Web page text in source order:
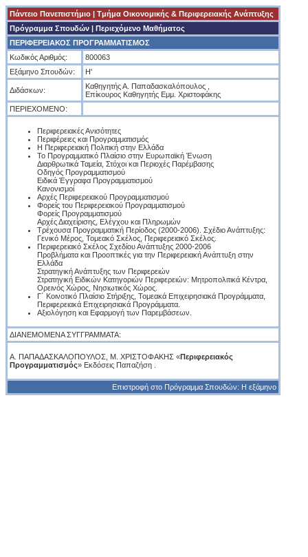
Πάντειο Πανεπιστήμιο | Tμήμα Οικονομικής & Περιφερειακής Ανάπτυξης
Πρόγραμμα Σπουδών | Περιεχόμενο Μαθήματος
ΠΕΡΙΦΕΡΕΙΑΚΟΣ ΠΡΟΓΡΑΜΜΑΤΙΣΜΟΣ
Κωδικός Αριθμός:
800063
Εξάμηνο Σπουδών:
Η'
Διδάσκων:
Καθηγητής Α. Παπαδασκαλόπουλος ,
Επίκουρος Καθηγητής Εμμ. Χριστοφάκης
ΠΕΡΙΕΧΟΜΕΝΟ:
Περιφερειακές Ανισότητες
Περιφέρειες και Προγραμματισμός
Η Περιφερειακή Πολιτική στην Ελλάδα
Το Προγραμματικό Πλαίσιο στην Ευρωπαϊκή Ένωση
Διαρθρωτικά Ταμεία, Στόχοι και Περιοχές Παρέμβασης
Οδηγός Προγραμματισμού
Ειδικά Έγγραφα Προγραμματισμού
Κανονισμοί
Αρχές Περιφερειακού Προγραμματισμού
Φορείς του Περιφερειακού Προγραμματισμού
Φορείς Προγραμματισμού
Αρχές Διαχείρισης, Ελέγχου και Πληρωμών
Τρέχουσα Προγραμματική Περίοδος (2000-2006). Σχέδιο Ανάπτυξης:
Γενικό Μέρος, Τομεακό Σκέλος, Περιφερειακό Σκέλος.
Περιφερειακό Σκέλος Σχεδίου Ανάπτυξης 2000-2006
Προβλήματα και Προοπτικές για την Περιφερειακή Ανάπτυξη στην
Ελλάδα
Στρατηγική Ανάπτυξης των Περιφερειών
Στρατηγική Ειδικών Κατηγοριών Περιφερειών: Μητροπολιτικά Κέντρα,
Ορεινός Χώρος, Νησιωτικός Χώρος.
Γ΄ Κοινοτικό Πλαίσιο Στήριξης, Τομεακά Επιχειρησιακά Προγράμματα,
Περιφερειακά Επιχειρησιακά Προγράμματα.
Αξιολόγηση και Εφαρμογή των Παρεμβάσεων.
ΔΙΑΝΕΜΟΜΕΝΑ ΣΥΓΓΡΑΜΜΑΤΑ:
Α. ΠΑΠΑΔΑΣΚΑΛΟΠΟΥΛΟΣ, Μ. ΧΡΙΣΤΟΦΑΚΗΣ «Περιφερειακός
Προγραμματισμός» Εκδόσεις Παπαζήση .
Επιστροφή στο Πρόγραμμα Σπουδών: Η εξάμηνο